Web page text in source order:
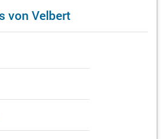
von Velbert